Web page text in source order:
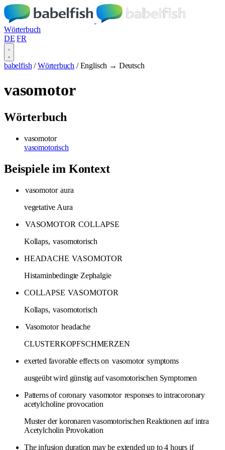
Wörterbuch
DE FR
babelfish / Wörterbuch / Englisch → Deutsch
vasomotor
Wörterbuch
vasomotor
vasomotorisch
Beispiele im Kontext
vasomotor aura
vegetative Aura
VASOMOTOR COLLAPSE
Kollaps, vasomotorisch
HEADACHE VASOMOTOR
Histaminbedingte Zephalgie
COLLAPSE VASOMOTOR
Kollaps, vasomotorisch
Vasomotor headache
CLUSTERKOPFSCHMERZEN
exerted favorable effects on vasomotor symptoms
ausgeübt wird günstig auf vasomotorischen Symptomen
Patterns of coronary vasomotor responses to intracoronary
acetylcholine provocation
Muster der koronaren vasomotorischen Reaktionen auf intra
Acetylcholin Provokation
The infusion duration may be extended up to 4 hours if